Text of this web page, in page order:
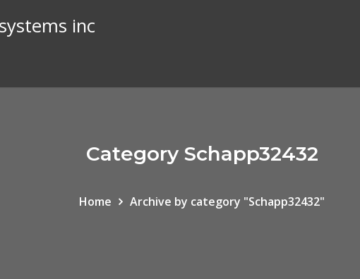
inc
Category Schapp32432
Home Archive by category "Schapp32432"